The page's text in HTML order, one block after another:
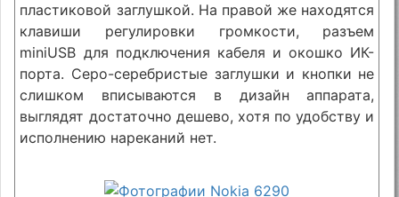
пластиковой заглушкой. На правой же находятся
клавиши регулировки громкости, разъем
miniUSB для подключения кабеля и окошко ИК-
порта. Серо-серебристые заглушки и кнопки не
слишком вписываются в дизайн аппарата,
выглядят достаточно дешево, хотя по удобству и
исполнению нареканий нет.